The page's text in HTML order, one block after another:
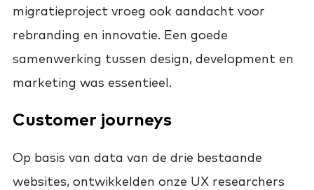
migratieproject vroeg ook aandacht voor
rebranding en innovatie. Een goede
samenwerking tussen design, development en
marketing was essentieel.
Customer journeys
Op basis van data van de drie bestaande
websites, ontwikkelden onze UX researchers